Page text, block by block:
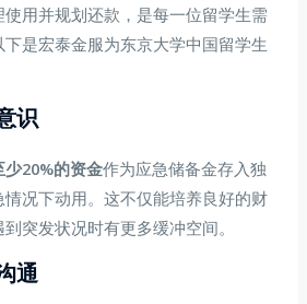
用并规划还款，是每一位留学生需
是宏泰金服为东京大学中国留学生
识
少20%的资金作为应急储备金存入独
况下动用。这不仅能培养良好的财
突发状况时有更多缓冲空间。
通